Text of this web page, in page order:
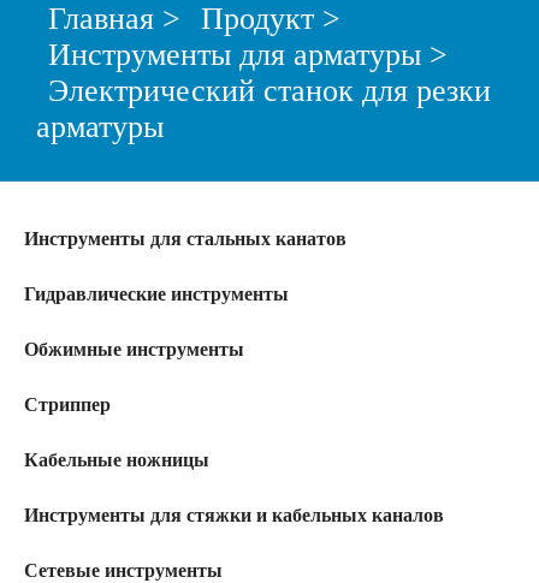
Главная > Продукт >
Инструменты для арматуры >
Электрический станок для резки
арматуры
Инструменты для стальных канатов
Гидравлические инструменты
Обжимные инструменты
Стриппер
Кабельные ножницы
Инструменты для стяжки и кабельных каналов
Сетевые инструменты